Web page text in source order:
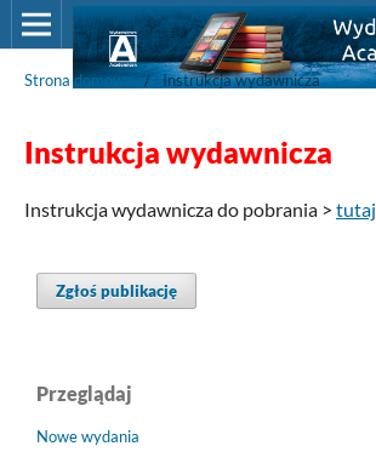
Strona domowa / Instrukcja wydawnicza
Instrukcja wydawnicza
Instrukcja wydawnicza do pobrania > tutaj
Zgłoś publikację
Przeglądaj
Nowe wydania